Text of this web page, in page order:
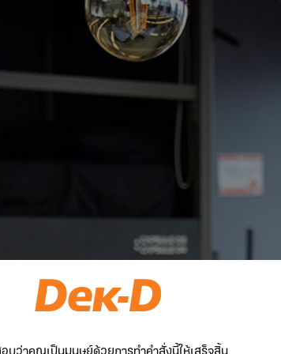
บว่าคุณเป็นมนุษย์ด้วยการทำคำสั่งนี้ให้เสร็จสิ้น